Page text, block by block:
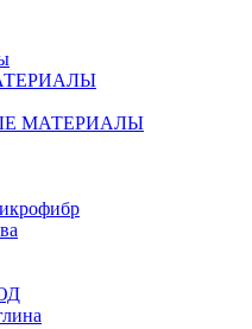
МАТЕРИАЛЫ